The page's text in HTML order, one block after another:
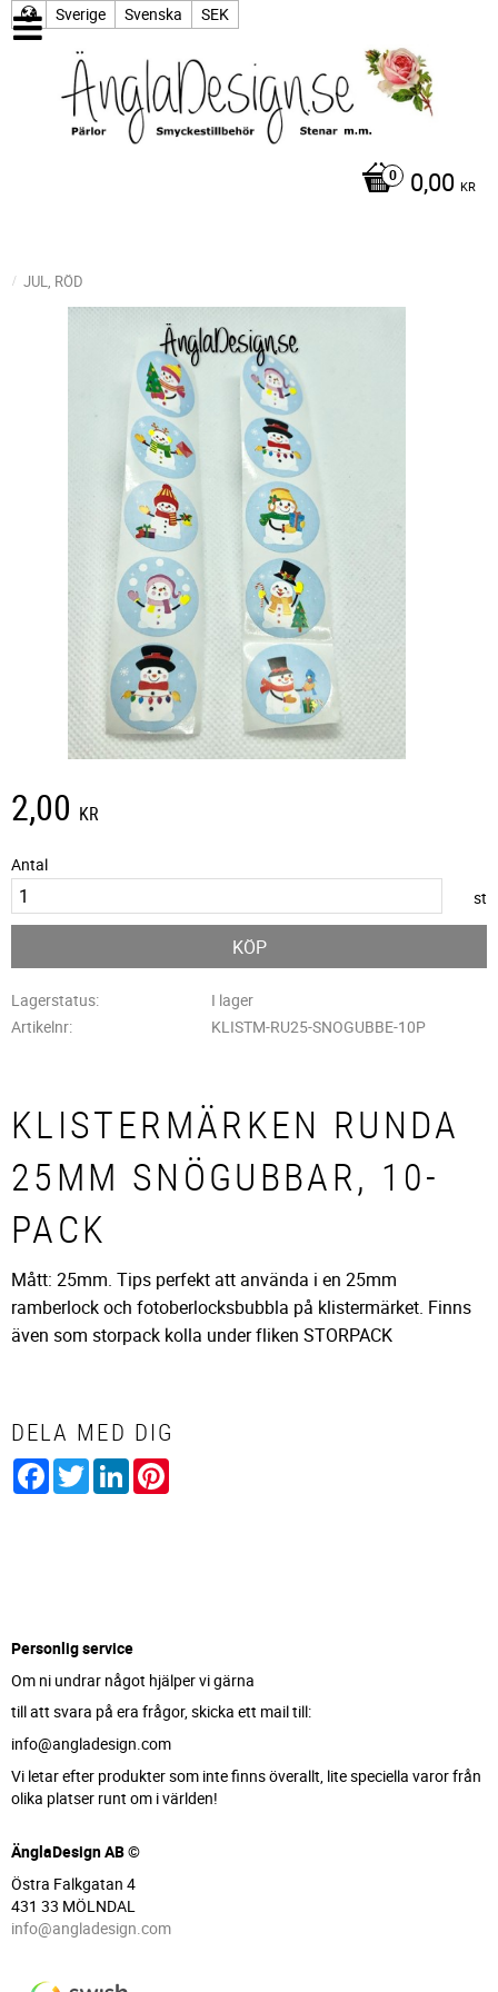
Sverige Svenska SEK
0,00 KR
JUL, RÖD
2,00 KR
Antal
st
KÖP
Lagerstatus
I lager
Artikelnr
KLISTM-RU25-SNOGUBBE-10P
KLISTERMÄRKEN RUNDA
25MM SNÖGUBBAR, 10-
PACK
Mått: 25mm. Tips perfekt att använda i en 25mm
ramberlock och fotoberlocksbubbla på klistermärket. Finns
även som storpack kolla under fliken STORPACK
DELA MED DIG
Facebook
TwitterLinkedIn
Personlig service
Om ni undrar något hjälper vi gärna
till att svara på era frågor, skicka ett mail till:
info@angladesign.com
Vi letar efter produkter som inte finns överallt, lite speciella varor från
olika platser runt om i världen!
ÄnglaDesign AB ©
Östra Falkgatan 4
431 33 MÖLNDAL
info@angladesign.com